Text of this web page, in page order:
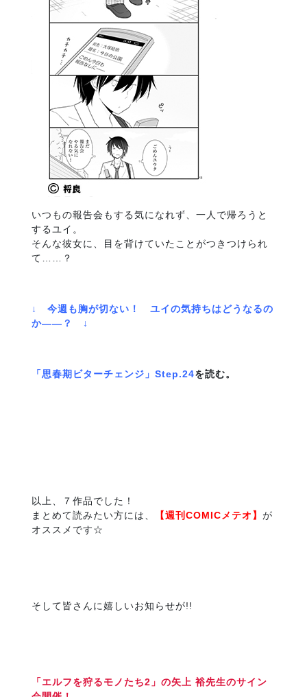
いつもの報告会もする気になれず、一人で帰ろうと
するユイ。
そんな彼女に、目を背けていたことがつきつけられ
て……？
↓ 今週も胸が切ない！ ユイの気持ちはどうなるの
か――？ ↓
「思春期ビターチェンジ」Step.24を読む。
以上、７作品でした！
まとめて読みたい方には、
【週刊COMICメテオ】 が
オススメです☆
そして皆さんに嬉しいお知らせが!!
「エルフを狩るモノたち2」の矢上 裕先生のサイン